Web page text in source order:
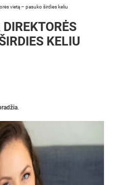
vietą – pasuko širdies keliu
KELIU
.